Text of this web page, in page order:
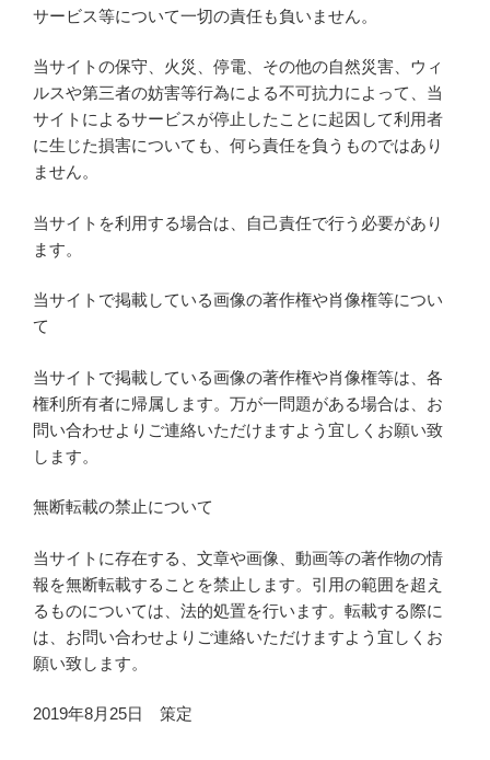
サービス等について一切の責任も負いません。
当サイトの保守、火災、停電、その他の自然災害、ウィ
ルスや第三者の妨害等行為による不可抗力によって、当
サイトによるサービスが停止したことに起因して利用者
に生じた損害についても、何ら責任を負うものではあり
ません。
当サイトを利用する場合は、自己責任で行う必要があり
ます。
当サイトで掲載している画像の著作権や肖像権等につい
て
当サイトで掲載している画像の著作権や肖像権等は、各
権利所有者に帰属します。万が一問題がある場合は、お
問い合わせよりご連絡いただけますよう宜しくお願い致
します。
無断転載の禁止について
当サイトに存在する、文章や画像、動画等の著作物の情
報を無断転載することを禁止します。引用の範囲を超え
るものについては、法的処置を行います。転載する際に
は、お問い合わせよりご連絡いただけますよう宜しくお
願い致します。
2019年8月25日 策定